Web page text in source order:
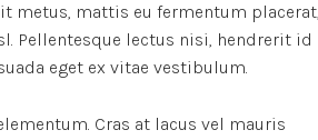
metus, mattis eu fermentum placerat,
Pellentesque lectus nisi, hendrerit id
eget ex vitae vestibulum.
Cras at lacus vel mauris